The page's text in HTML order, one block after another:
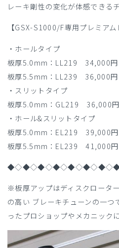
レーキ剛性の変化が体感できる
【GSX-S1000/F専用プレミアム
・ホールタイプ
板厚5.0mm：LL219 34,000円
板厚5.5mm：LL239 36,000円
・スリットタイプ
板厚5.0mm：GL219 36,000円
・ホール&スリットタイプ
板厚5.0mm：EL219 39,000円
板厚5.5mm：EL239 41,000円
※板厚アップはディスクロータ
の高い ブレーキチューンの一つ
ったプロショップやメカニック